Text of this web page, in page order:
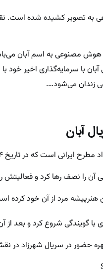
به تصویر کشیده شده است.
هوش مصنوعی به اسم آبان
آبان با سرمایه‌گذاری اخیر
زندان می‌شود….
آبان
۱۴ بهمن ماه سال ۵۲ در تهران به دنیا آمده است.
را نصف رها کرد و فعالیتش
هنرپیشه مرد از آن خود کرده
گویندگی شروع کرد و بعد از
حضور در سریال شهرزاد در